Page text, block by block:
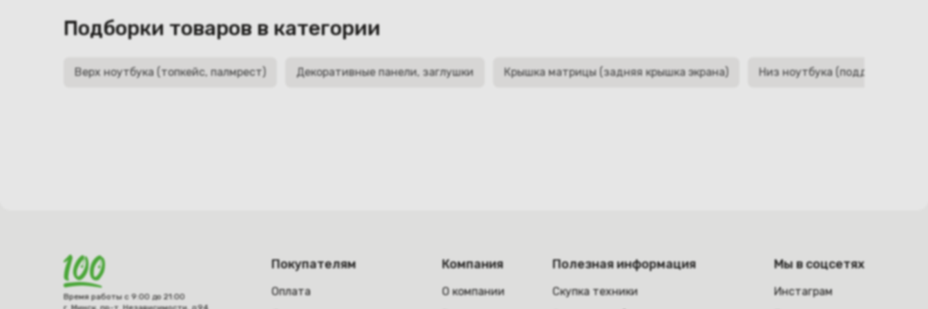
Подборки товаров в категории
Верх ноутбука (топкейс, палмрест) Декоративные панели, заглушки Крышка матрицы (задняя крышка экрана) Низ ноутбука (поддон,
Время работы с 9:00 до 21:00
Покупателям
Оплата
Компания
О компании
Полезная информация
Скупка техники
Мы в соцсетях
Инстаграм